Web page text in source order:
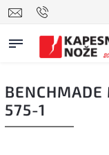
BENCHMADE
575-1